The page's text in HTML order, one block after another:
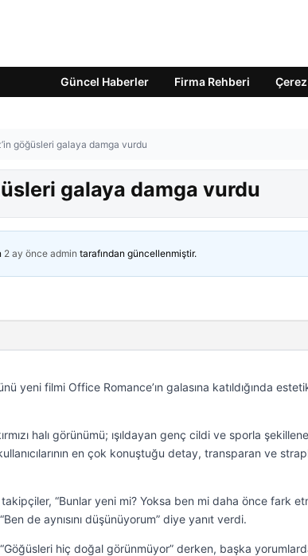
Güncel Haberler Firma Rehberi
göğüsleri galaya damga vurdu
galaya damga vurdu
2 ay önce admin tarafından güncellenmiştir.
yeni filmi Office Romance’ın galasına katıldığında
halı görünümü; ışıldayan genç cildi ve sporla
en çok konuştuğu detay, transparan ve
“Bunlar yeni mi? Yoksa ben mi daha önce fark
de aynısını düşünüyorum” diye yanıt verdi.
hiç doğal görünmüyor” derken, başka